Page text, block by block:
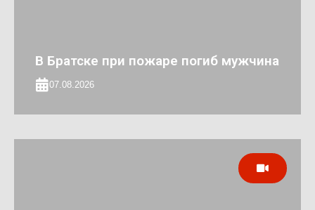
В Братске при пожаре погиб мужчина
07.08.2026